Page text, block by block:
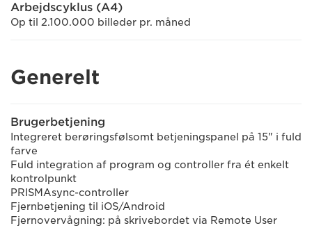
Arbejdscyklus (A4)
Op til 2.100.000 billeder pr. måned
Generelt
Brugerbetjening
Integreret berøringsfølsomt betjeningspanel på 15" i fuld
farve
Fuld integration af program og controller fra ét enkelt
kontrolpunkt
PRISMAsync-controller
Fjernbetjening til iOS/Android
Fjernovervågning: på skrivebordet via Remote User